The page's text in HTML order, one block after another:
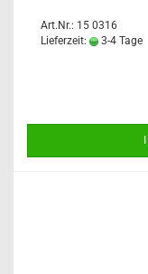
Art.Nr.: 15 0316
Lieferzeit:
3-4 Tage